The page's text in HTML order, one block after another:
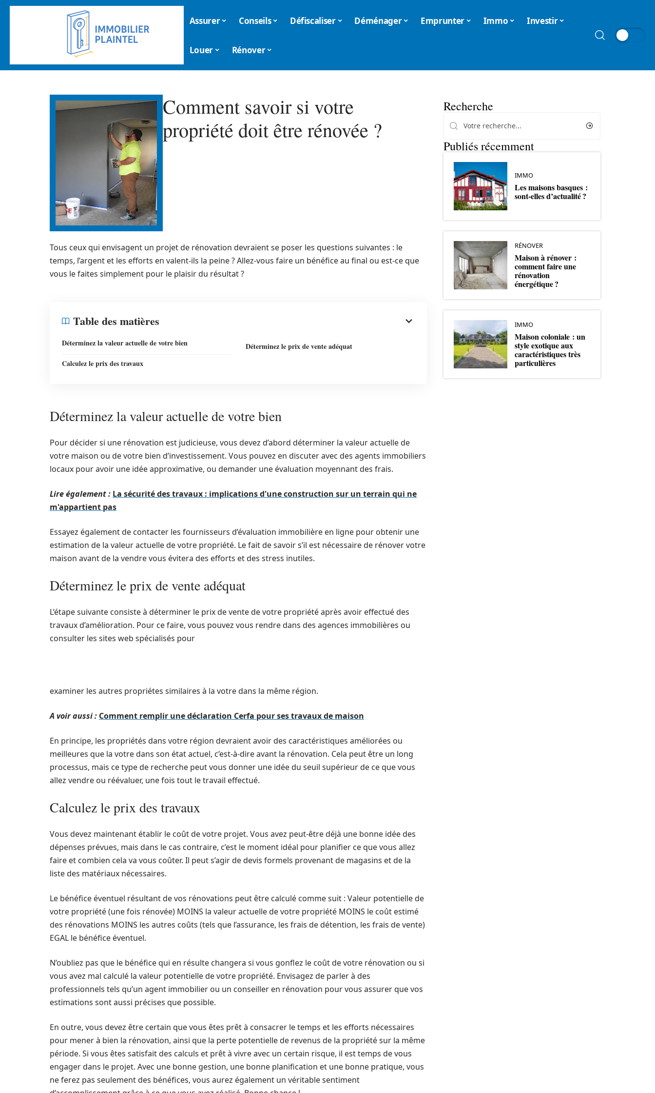
Assurer Conseils Défiscaliser Déménager Emprunter Immo Investir
Louer Rénover
Comment savoir si votre
propriété doit être rénovée ?
Tous ceux qui envisagent un projet de rénovation devraient se poser les questions suivantes : le
temps, l’argent et les efforts en valent-ils la peine ? Allez-vous faire un bénéfice au final ou est-ce que
vous le faites simplement pour le plaisir du résultat ?
Table des matières
Déterminez la valeur actuelle de votre bien
Déterminez le prix de vente adéquat
Calculez le prix des travaux
Déterminez la valeur actuelle de votre bien
Pour décider si une rénovation est judicieuse, vous devez d’abord déterminer la valeur actuelle de
votre maison ou de votre bien d’investissement. Vous pouvez en discuter avec des agents immobiliers
locaux pour avoir une idée approximative, ou demander une évaluation moyennant des frais.
Lire également : La sécurité des travaux : implications d'une construction sur un terrain qui ne
m'appartient pas
Essayez également de contacter les fournisseurs d’évaluation immobilière en ligne pour obtenir une
estimation de la valeur actuelle de votre propriété. Le fait de savoir s’il est nécessaire de rénover votre
maison avant de la vendre vous évitera des efforts et des stress inutiles.
Déterminez le prix de vente adéquat
L’étape suivante consiste à déterminer le prix de vente de votre propriété après avoir effectué des
travaux d’amélioration. Pour ce faire, vous pouvez vous rendre dans des agences immobilières ou
consulter les sites web spécialisés pour
examiner les autres propriétes similaires à la votre dans la même région.
A voir aussi : Comment remplir une déclaration Cerfa pour ses travaux de maison
En principe, les propriétés dans votre région devraient avoir des caractéristiques améliorées ou
meilleures que la votre dans son état actuel, c’est-à-dire avant la rénovation. Cela peut être un long
processus, mais ce type de recherche peut vous donner une idée du seuil supérieur de ce que vous
allez vendre ou réévaluer, une fois tout le travail effectué.
Calculez le prix des travaux
Vous devez maintenant établir le coût de votre projet. Vous avez peut-être déjà une bonne idée des
dépenses prévues, mais dans le cas contraire, c’est le moment idéal pour planifier ce que vous allez
faire et combien cela va vous coûter. Il peut s’agir de devis formels provenant de magasins et de la
liste des matériaux nécessaires.
Le bénéfice éventuel résultant de vos rénovations peut être calculé comme suit : Valeur potentielle de
votre propriété (une fois rénovée) MOINS la valeur actuelle de votre propriété MOINS le coût estimé
des rénovations MOINS les autres coûts (tels que l’assurance, les frais de détention, les frais de vente)
EGAL le bénéfice éventuel.
N’oubliez pas que le bénéfice qui en résulte changera si vous gonflez le coût de votre rénovation ou si
vous avez mal calculé la valeur potentielle de votre propriété. Envisagez de parler à des
professionnels tels qu’un agent immobilier ou un conseiller en rénovation pour vous assurer que vos
estimations sont aussi précises que possible.
En outre, vous devez être certain que vous êtes prêt à consacrer le temps et les efforts nécessaires
pour mener à bien la rénovation, ainsi que la perte potentielle de revenus de la propriété sur la même
période. Si vous êtes satisfait des calculs et prêt à vivre avec un certain risque, il est temps de vous
engager dans le projet. Avec une bonne gestion, une bonne planification et une bonne pratique, vous
ne ferez pas seulement des bénéfices, vous aurez également un véritable sentiment
Recherche
Publiés récemment
IMMO
Les maisons basques :
sont-elles d’actualité ?
RÉNOVER
Maison à rénover :
comment faire une
rénovation
énergétique ?
IMMO
Maison coloniale : un
style exotique aux
caractéristiques très
particulières